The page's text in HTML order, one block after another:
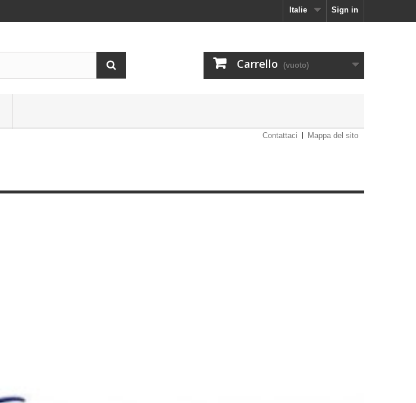
Sign in
Italie
Carrello (vuoto)
Contattaci Mappa del sito